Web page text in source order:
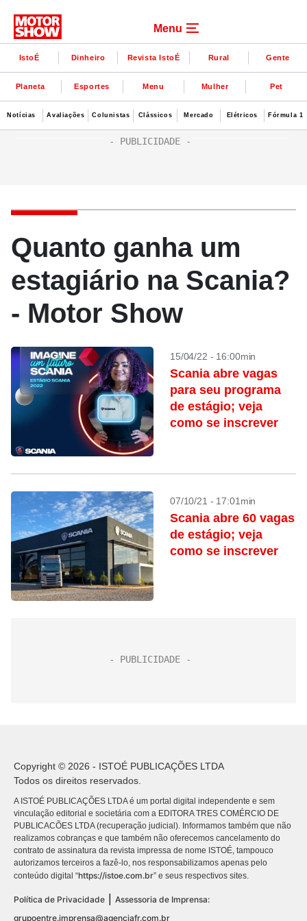
Menu
IstoÉ Dinheiro Revista IstoÉ Rural Gente
Planeta Esportes Menu Mulher Pet
Notícias Avaliações Colunistas Clássicos Mercado Elétricos Fórmula 1
Quanto ganha um
estagiário na Scania?
- Motor Show
15/04/22 - 16:00min
Scania abre vagas
para seu programa
de estágio; veja
como se inscrever
07/10/21 - 17:01min
Scania abre 60 vagas
de estágio; veja
como se inscrever
Copyright © 2026 - ISTOÉ PUBLICAÇÕES LTDA
Todos os direitos reservados.
A ISTOÉ PUBLICAÇÕES LTDA é um portal digital independente e sem
vinculação editorial e societária com a EDITORA TRES COMÉRCIO DE
PUBLICACÕES LTDA (recuperação judicial). Informamos também que não
realizamos cobranças e que também não oferecemos cancelamento do
contrato de assinatura da revista impressa de nome ISTOÉ, tampouco
autorizamos terceiros a fazê-lo, nos responsabilizamos apenas pelo
conteúdo digital “https://istoe.com.br” e seus respectivos sites.
Política de Privacidade
Assessoria de Imprensa:
grupoentre.imprensa@agenciafr.com.br